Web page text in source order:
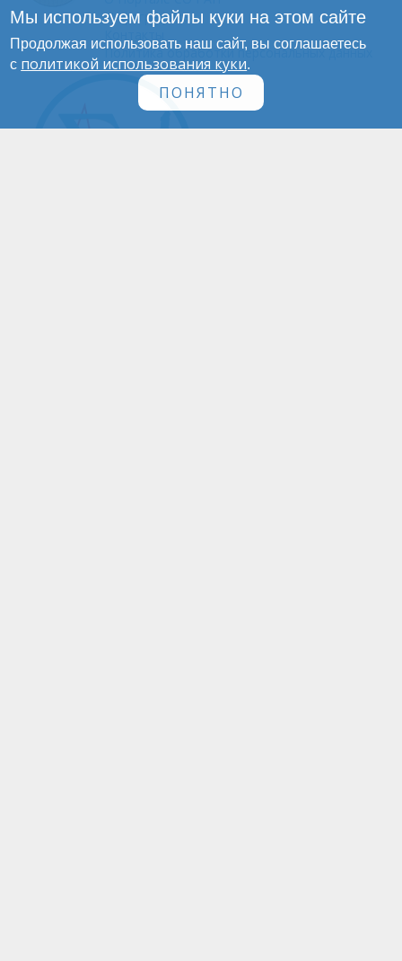
Инфографика
Политика обработки персональных данных
Мы используем файлы куки на этом сайте
Продолжая использовать наш сайт, вы соглашаетесь
с политикой использования куки.
ПОНЯТНО